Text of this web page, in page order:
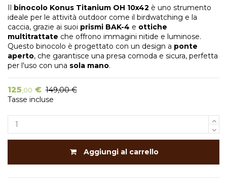
Il binocolo Konus Titanium OH 10x42 è uno strumento
ideale per le attività outdoor come il birdwatching e la
caccia, grazie ai suoi prismi BAK-4 e ottiche
multitrattate che offrono immagini nitide e luminose.
Questo binocolo è progettato con un design a ponte
aperto, che garantisce una presa comoda e sicura, perfetta
per l'uso con una sola mano.
125 ,00 € 149,00 €
Tasse incluse
Aggiungi al carrello